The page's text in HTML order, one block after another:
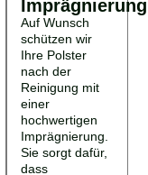
Auf Wunsch
schützen wir
Ihre Polster
nach der
Reinigung mit
einer
hochwertigen
Imprägnierung.
Sie sorgt dafür,
dass